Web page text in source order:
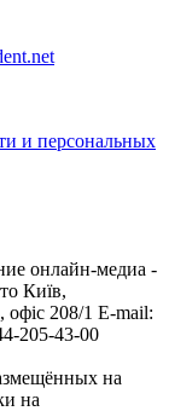
и персональных
онлайн-медиа -
Київ,
208/1 E-mail:
205-43-00
на
на